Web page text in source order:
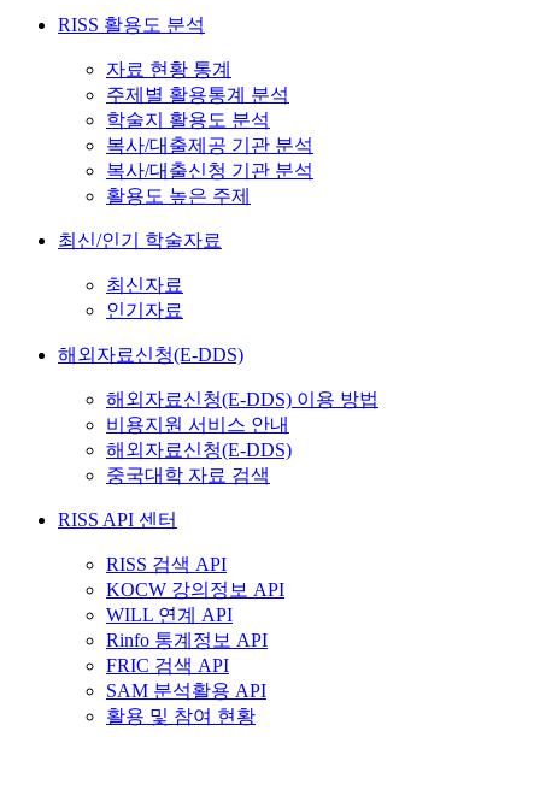
RISS 활용도 분석
자료 현황 통계
주제별 활용통계 분석
학술지 활용도 분석
복사/대출제공 기관 분석
복사/대출신청 기관 분석
활용도 높은 주제
최신/인기 학술자료
최신자료
인기자료
해외자료신청(E-DDS)
해외자료신청(E-DDS) 이용 방법
비용지원 서비스 안내
해외자료신청(E-DDS)
중국대학 자료 검색
RISS API 센터
RISS 검색 API
KOCW 강의정보 API
WILL 연계 API
Rinfo 통계정보 API
FRIC 검색 API
SAM 분석활용 API
활용 및 참여 현황